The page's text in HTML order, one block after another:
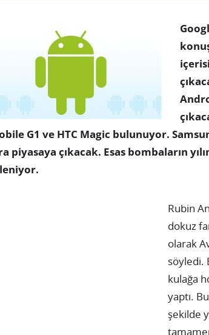
G1 ve HTC Magic bulunuyor.
piyasaya çıkacak. Esas bombaların
Rubin
dokuz
olarak
söyledi.
kulağa
yaptı.
şekilde